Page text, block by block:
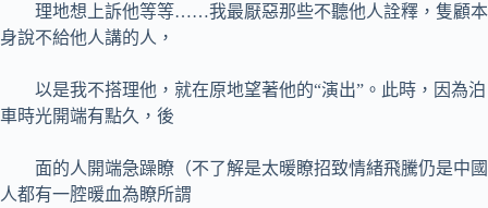
理地想上訴他等等……我最厭惡那些不聽他人詮釋，隻顧本
身說不給他人講的人，
以是我不搭理他，就在原地望著他的“演出”。此時，因為泊
車時光開端有點久，後
面的人開端急躁瞭（不了解是太暖瞭招致情緒飛騰仍是中國
人都有一腔暖血為瞭所謂